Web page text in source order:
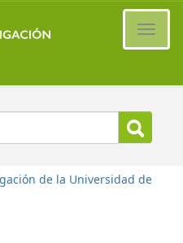
de la Universidad de